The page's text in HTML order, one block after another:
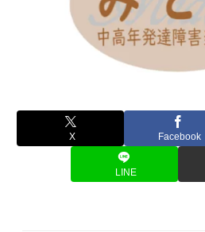
X Facebook
LINE